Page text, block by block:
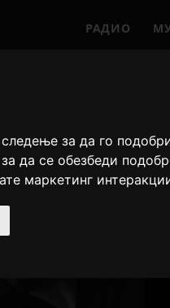
за да го
за да се обезбеди
маркетинг
РАДИО